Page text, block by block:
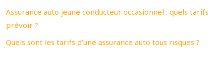
Assurance auto jeune conducteur occasionnel : quels tarifs
prévoir ?
Quels sont les tarifs d’une assurance auto tous risques ?